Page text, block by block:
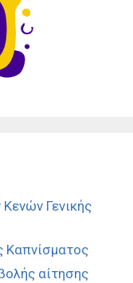
Γενικής
Καπνίσματος
αίτησης